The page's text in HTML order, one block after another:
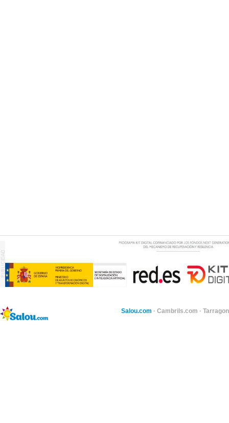
Salou.com · Cambrils.com ·